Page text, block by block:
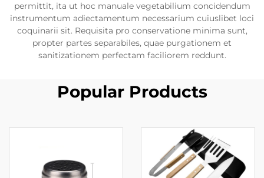
permittit, ita ut hoc manuale vegetabilium concidendum
instrumentum adiectamentum necessarium cuiuslibet loci
coquinarii sit. Requisita pro conservatione minima sunt,
propter partes separabiles, quae purgationem et
sanitizationem perfectam faciliorem reddunt.
Popular Products